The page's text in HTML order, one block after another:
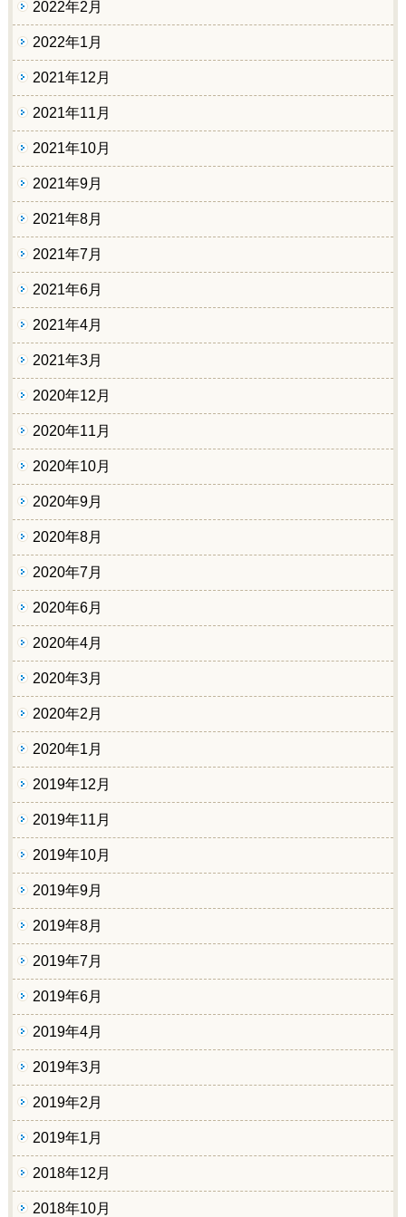
2022年2月
2022年1月
2021年12月
2021年11月
2021年10月
2021年9月
2021年8月
2021年7月
2021年6月
2021年4月
2021年3月
2020年12月
2020年11月
2020年10月
2020年9月
2020年8月
2020年7月
2020年6月
2020年4月
2020年3月
2020年2月
2020年1月
2019年12月
2019年11月
2019年10月
2019年9月
2019年8月
2019年7月
2019年6月
2019年4月
2019年3月
2019年2月
2019年1月
2018年12月
2018年10月